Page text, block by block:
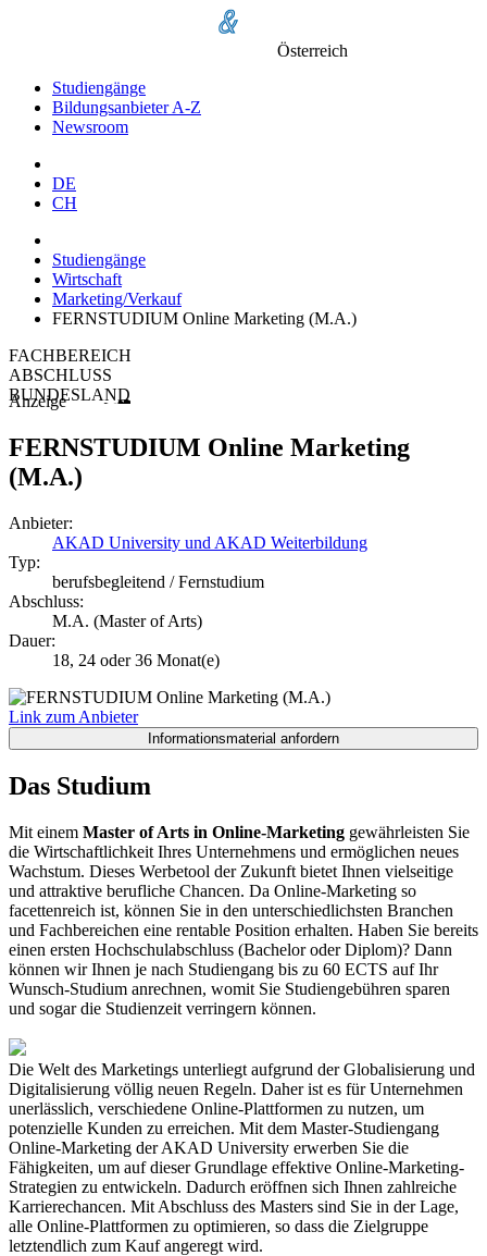
Österreich
Studiengänge
Bildungsanbieter A-Z
Newsroom
DE
CH
Studiengänge
Wirtschaft
Marketing/Verkauf
FERNSTUDIUM Online Marketing (M.A.)
FACHBEREICH
ABSCHLUSS
BUNDESLAND
Anzeige
FERNSTUDIUM Online Marketing
(M.A.)
Anbieter:
AKAD University und AKAD Weiterbildung
Typ:
berufsbegleitend / Fernstudium
Abschluss:
M.A. (Master of Arts)
Dauer:
18, 24 oder 36 Monat(e)
Link zum Anbieter
Das Studium
Mit einem Master of Arts in Online-Marketing gewährleisten Sie
die Wirtschaftlichkeit Ihres Unternehmens und ermöglichen neues
Wachstum. Dieses Werbetool der Zukunft bietet Ihnen vielseitige
und attraktive berufliche Chancen. Da Online-Marketing so
facettenreich ist, können Sie in den unterschiedlichsten Branchen
und Fachbereichen eine rentable Position erhalten. Haben Sie bereits
einen ersten Hochschulabschluss (Bachelor oder Diplom)? Dann
können wir Ihnen je nach Studiengang bis zu 60 ECTS auf Ihr
Wunsch-Studium anrechnen, womit Sie Studiengebühren sparen
und sogar die Studienzeit verringern können.
Die Welt des Marketings unterliegt aufgrund der Globalisierung und
Digitalisierung völlig neuen Regeln. Daher ist es für Unternehmen
unerlässlich, verschiedene Online-Plattformen zu nutzen, um
potenzielle Kunden zu erreichen. Mit dem Master-Studiengang
Online-Marketing der AKAD University erwerben Sie die
Fähigkeiten, um auf dieser Grundlage effektive Online-Marketing-
Strategien zu entwickeln. Dadurch eröffnen sich Ihnen zahlreiche
Karrierechancen. Mit Abschluss des Masters sind Sie in der Lage,
alle Online-Plattformen zu optimieren, so dass die Zielgruppe
letztendlich zum Kauf angeregt wird.